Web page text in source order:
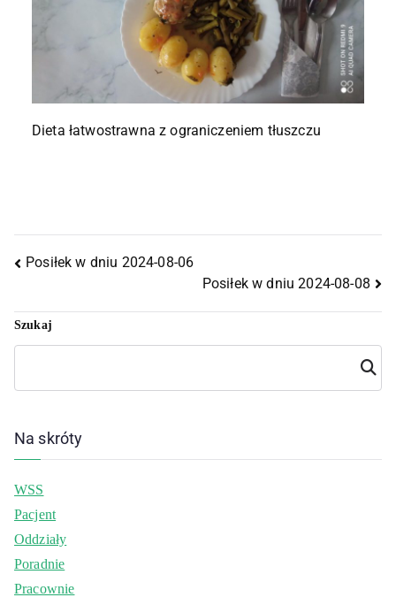
Dieta łatwostrawna z ograniczeniem tłuszczu
Posiłek w dniu 2024-08-06
Posiłek w dniu 2024-08-08
Szukaj
Szuka
j
Na skróty
WSS
Pacjent
Oddziały
Poradnie
Pracownie